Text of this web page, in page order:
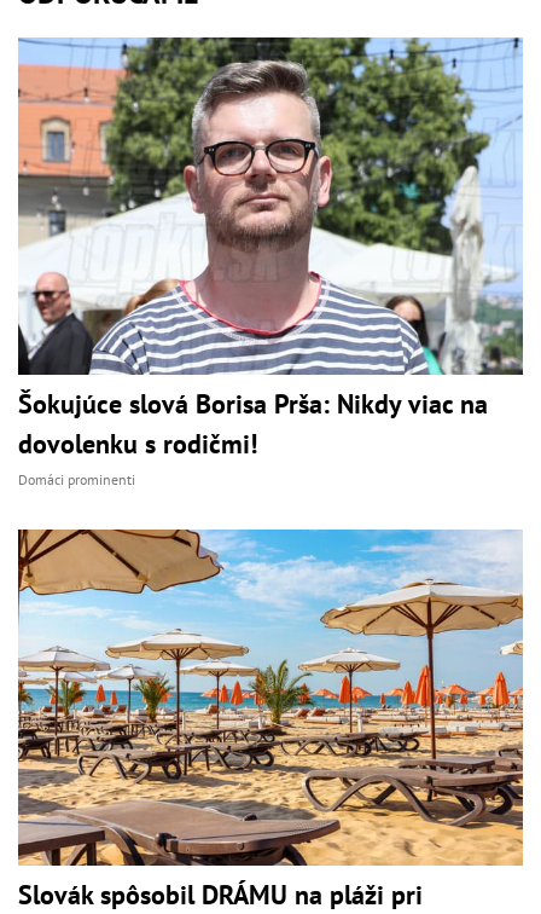
Šokujúce slová Borisa Prša: Nikdy viac na
dovolenku s rodičmi!
Domáci prominenti
Slovák spôsobil DRÁMU na pláži pri